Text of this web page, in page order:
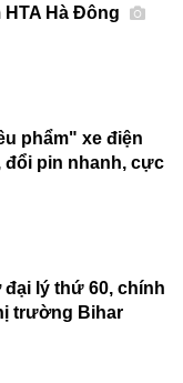
Hà Đông
phẩm" xe điện
đổi pin nhanh, cực
lý thứ 60, chính
trường Bihar